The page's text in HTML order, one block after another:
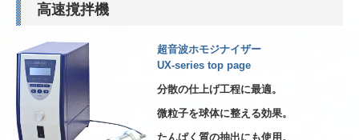
高速撹拌機
超音波ホモジナイザー
UX-series top page
分散の仕上げ工程に最適。
微粒子を球体に整える効果。
たんぱく質の抽出にも使用。